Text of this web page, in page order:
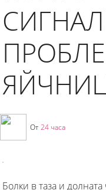
От 24 часа
Болки в таза и